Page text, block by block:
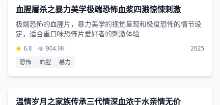
1小时23分钟
血腥屠杀之暴力美学极端恐怖血浆四溅惊悚刺激
极端恐怖的血腥片，暴力美学的视觉呈现和极度恐怖的情节设
定，适合重口味恐怖片爱好者的刺激体验
6.8 904.9K
2025
恐怖
血腥 暴力
2小时42分钟
剧情片
温情岁月之家族传承三代情深血浓于水亲情无价